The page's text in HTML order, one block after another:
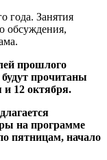
года. Занятия
обсуждения,
прошлого
прочитаны
и 12 октября.
на программе
пятницам, начало